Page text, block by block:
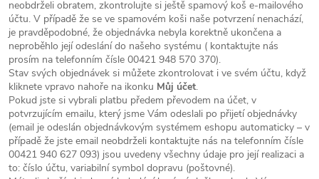
neobdrželi obratem, zkontrolujte si ještě spamový koš e-mailového
účtu. V případě že se ve spamovém koši naše potvrzení nenachází,
je pravděpodobné, že objednávka nebyla korektně ukončena a
neproběhlo její odeslání do našeho systému ( kontaktujte nás
prosím na telefonním čísle 00421 948 570 370).
Stav svých objednávek si můžete zkontrolovat i ve svém účtu, když
kliknete vpravo nahoře na ikonku Můj účet.
Pokud jste si vybrali platbu předem převodem na účet, v
potvrzujícím emailu, který jsme Vám odeslali po přijetí objednávky
(email je odeslán objednávkovým systémem eshopu automaticky – v
případě že jste email neobdrželi kontaktujte nás na telefonním čísle
00421 940 627 093) jsou uvedeny všechny údaje pro její realizaci a
to: číslo účtu, variabilní symbol dopravu (poštovné).